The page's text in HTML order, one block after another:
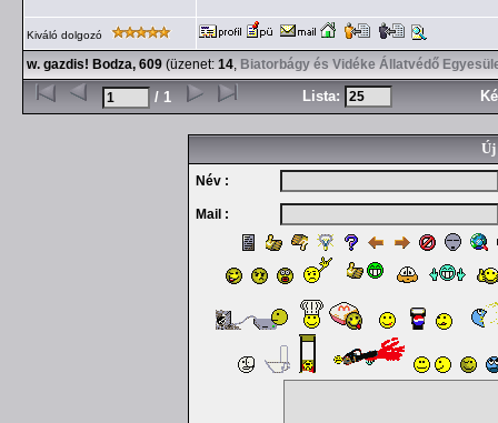
Kiváló dolgozó
w. gazdis! Bodza, 609 (üzenet: 14, Biatorbágy és Vidéke Állatvédő
/ 1 Lista:
Új
Név :
Mail :